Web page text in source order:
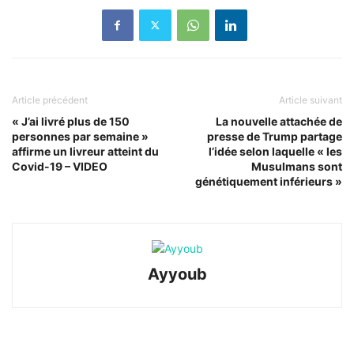
Article précédent
« J’ai livré plus de 150
personnes par semaine »
affirme un livreur atteint du
Covid-19 – VIDEO
Article suivant
La nouvelle attachée de
presse de Trump partage
l’idée selon laquelle « les
Musulmans sont
génétiquement inférieurs »
Ayyoub